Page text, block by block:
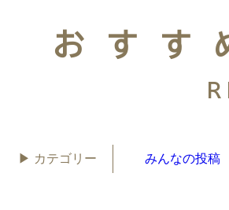
おすす
▶︎ カテゴリー みんなの投稿